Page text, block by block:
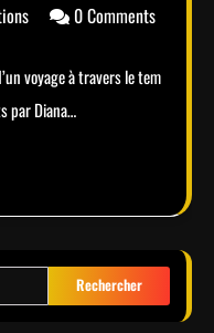
0 Comments
voyage à travers le tem
par Diana…
Rechercher